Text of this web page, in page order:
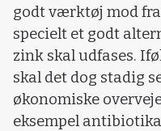
godt værktøj mod
specielt et godt
zink skal udfases.
skal det dog stadig
økonomiske
eksempel